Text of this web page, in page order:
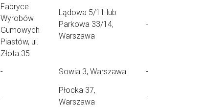
Fabryce
Wyrobów
Gumowych
Piastów, ul.
Złota 35
Lądowa 5/11 lub
Parkowa 33/14,
Warszawa
-
- Sowia 3, Warszawa -
-
Płocka 37,
Warszawa
-